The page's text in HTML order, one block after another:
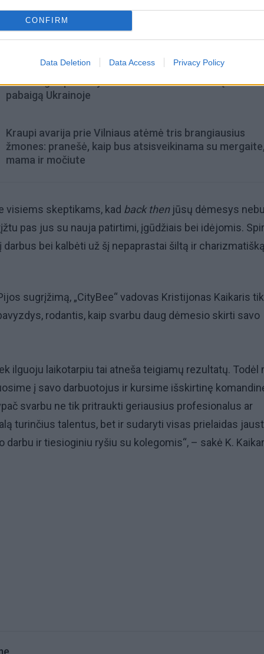
CONFIRM
Data Deletion Data Access Privacy Policy
Aiškiaregės pranašystė: numatė katastrofišką karo
pabaigą Ukrainoje
Kraupi avarija prie Vilniaus atėmė tris brangiausius
žmones: pranešė, kaip bus atsisveikinama su
mama ir močiute
visiems skeptikams, kad back thenjūsų dėmesys
pas jus su nauja patirtimi, įgūdžiais bei idėjomis.
bei kalbėti už šį nepaprastai šiltą ir charizmatišką
sugrįžimą, „CityBee“ vadovas Kristijonas Kaikaris
rodantis, kaip svarbu daug dėmesio skirti savo
ilguoju laikotarpiu tai atneša teigiamų rezultatų. Todėl
į savo darbuotojus ir kursime išskirtinę
svarbu ne tik pritraukti geriausius profesionalus ar
turinčius talentus, bet ir sudaryti visas prielaidas
darbu ir tiesioginiu ryšiu su kolegomis“, – sakė K.